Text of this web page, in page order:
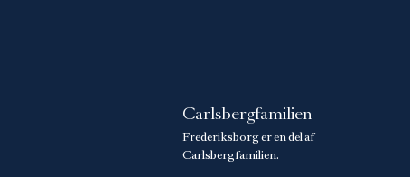
Carlsbergfamilien
Frederiksborg er en del af
Carlsbergfamilien.